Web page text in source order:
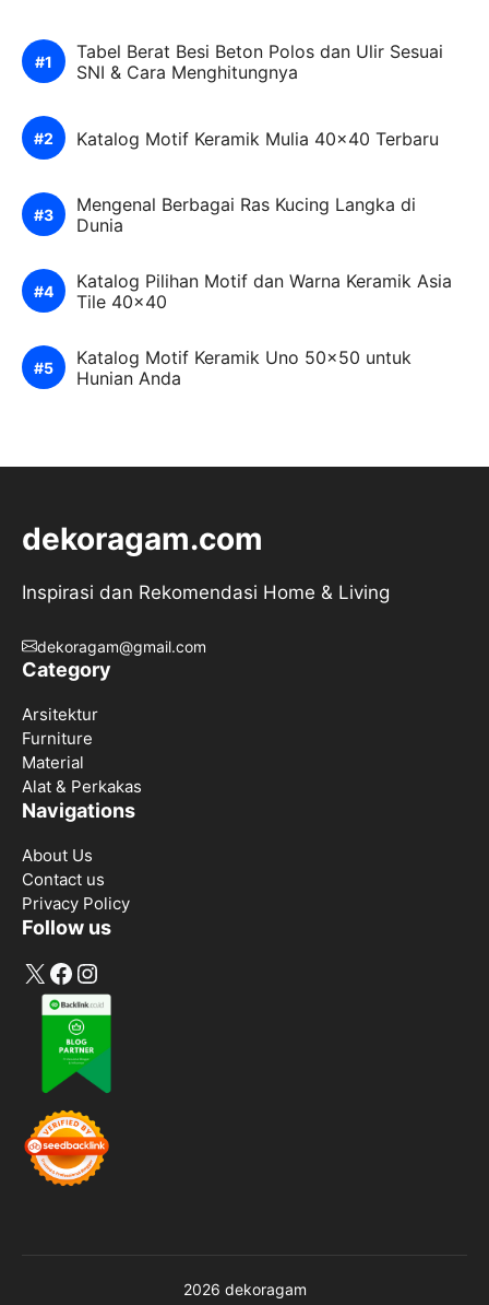
Tabel Berat Besi Beton Polos dan Ulir Sesuai
SNI & Cara Menghitungnya
Katalog Motif Keramik Mulia 40×40 Terbaru
Mengenal Berbagai Ras Kucing Langka di
Dunia
Katalog Pilihan Motif dan Warna Keramik Asia
Tile 40×40
Katalog Motif Keramik Uno 50×50 untuk
Hunian Anda
dekoragam.com
Inspirasi dan Rekomendasi Home & Living
dekoragam@gmail.com
Category
Arsitektur
Furniture
Material
Alat & Perkakas
Navigations
About Us
Contact us
Privacy Policy
Follow us
X Facebook
Instagram
2026 dekoragam